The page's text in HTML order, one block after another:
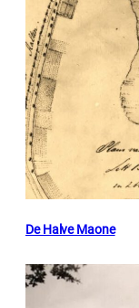
De Halve Maone